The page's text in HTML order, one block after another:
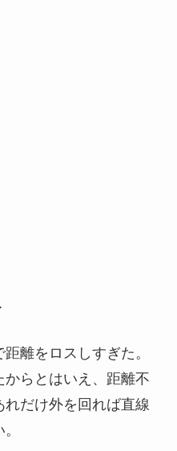
離をロスしすぎた。
らとはいえ、距離不
だけ外を回れば直線